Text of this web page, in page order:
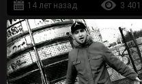
14 лет назад
3 401